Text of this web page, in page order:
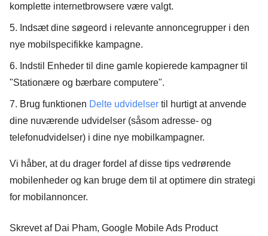
komplette internetbrowsere være valgt.
5. Indsæt dine søgeord i relevante annoncegrupper i den
nye mobilspecifikke kampagne.
6. Indstil Enheder til dine gamle kopierede kampagner til
"Stationære og bærbare computere".
7. Brug funktionen Delte udvidelser til hurtigt at anvende
dine nuværende udvidelser (såsom adresse- og
telefonudvidelser) i dine nye mobilkampagner.
Vi håber, at du drager fordel af disse tips vedrørende
mobilenheder og kan bruge dem til at optimere din strategi
for mobilannoncer.
Skrevet af Dai Pham, Google Mobile Ads Product